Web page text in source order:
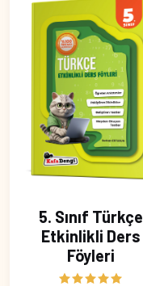
5. Sınıf Türkçe
Etkinlikli Ders
Föyleri